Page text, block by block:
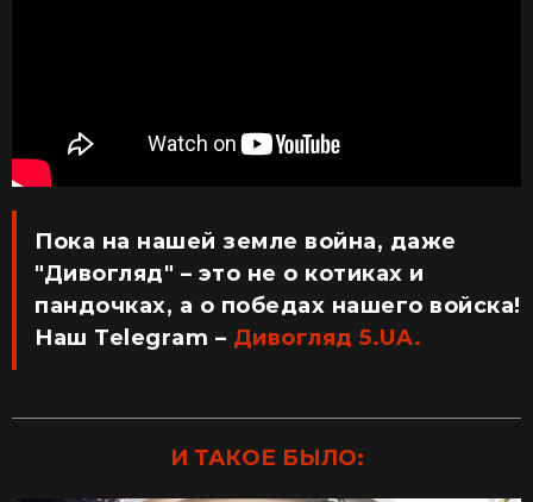
Пока на нашей земле война, даже
"Дивогляд" – это не о котиках и
пандочках, а о победах нашего войска!
Наш Telegram – Дивогляд 5.UA.
И ТАКОЕ БЫЛО: